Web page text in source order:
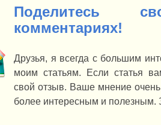
Поделитесь
комментариях!
Друзья, я всегда с большим
моим статьям. Если статья
свой отзыв. Ваше мнение
более интересным и полезным.